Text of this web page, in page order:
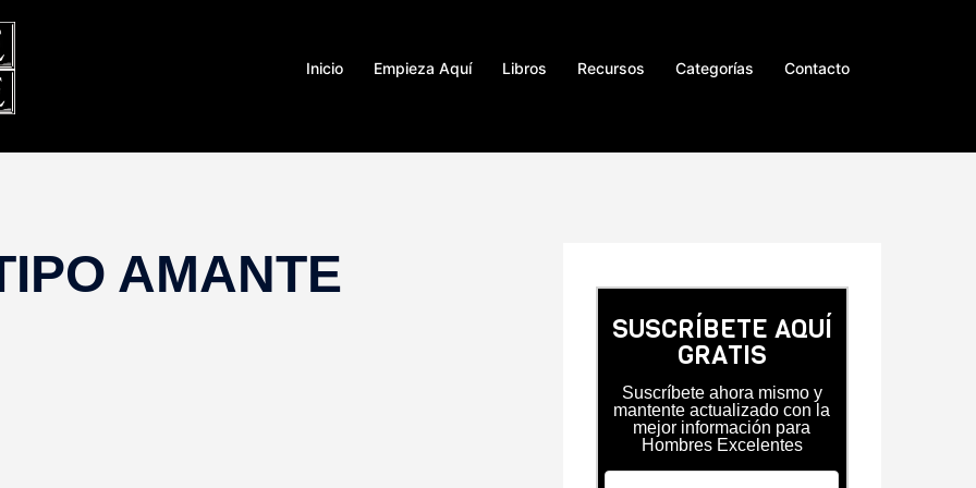
Inicio Empieza Aquí Libros Recursos Categorías Contacto
AMANTE
SUSCRÍBETE AQUÍ
GRATIS
Suscríbete ahora mismo y
mantente actualizado con la
mejor información para
Hombres Excelentes